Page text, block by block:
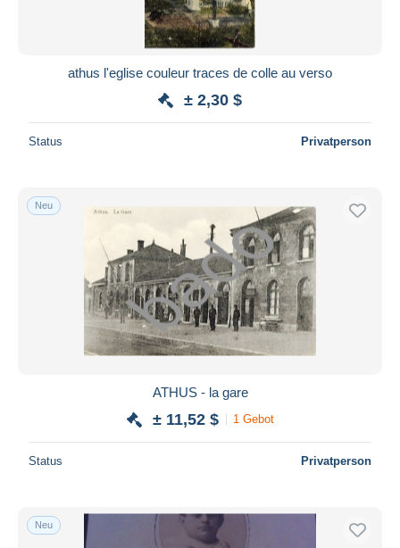
athus l'eglise couleur traces de colle au verso
± 2,30 $
Status Privatperson
Neu
ATHUS - la gare
± 11,52 $ 1 Gebot
Status Privatperson
Neu